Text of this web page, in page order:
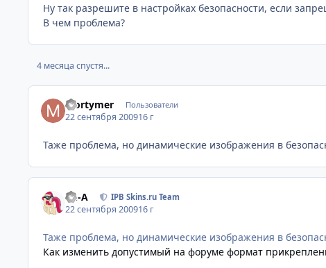
Ну так разрешите в настройках безопасности, если
В чем проблема?
4 месяца спустя...
Mortymer Пользователи
22 сентября 200916 г
Таже проблема, но динамические изображения в
Ph-A IPB Skins.ru Team
22 сентября 200916 г
Таже проблема, но динамические изображения в
Как изменить допустимый на форуме формат